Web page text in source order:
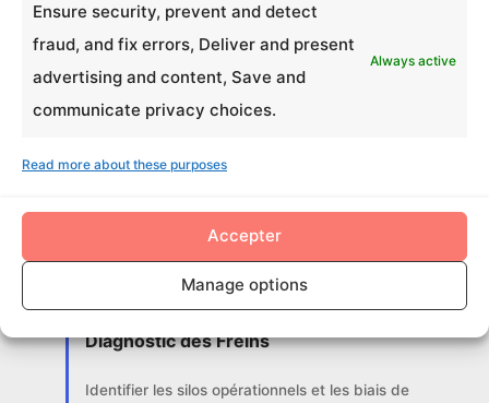
Ensure security, prevent and detect
fraud, and fix errors, Deliver and present
advertising and content, Save and
communicate privacy choices.
Always active
Read more about these purposes
Accepter
Manage options
service du
changement
Nous ne concevons pas de simples
véritables accélérateurs de
performance articulés autour de 3
exigences :
Diagnostic des Freins
Identifier les silos opérationnels et les biais de